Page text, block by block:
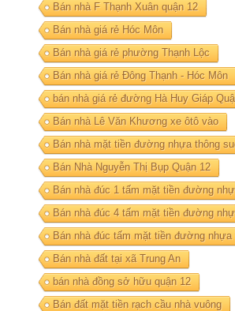
Bán nhà F Thạnh Xuân quận 12
Bán nhà giá rẻ Hóc Môn
Bán nhà giá rẻ phường Thạnh Lộc
Bán nhà giá rẻ Đông Thạnh - Hóc Môn
bán nhà giá rẻ đường Hà Huy Giáp
Bán nhà Lê Văn Khương xe ôtô vào
Bán nhà mặt tiền đường nhựa thông
Bán Nhà Nguyễn Thị Bụp Quận 12
Bán nhà đúc 1 tấm mặt tiền đường
Bán nhà đúc 4 tấm mặt tiền đường
Bán nhà đúc tấm mặt tiền đường nhựa
Bán nhà đất tại xã Trung An
bán nhà đồng sở hữu quận 12
Bán đất mặt tiền rạch cầu nhà vuông